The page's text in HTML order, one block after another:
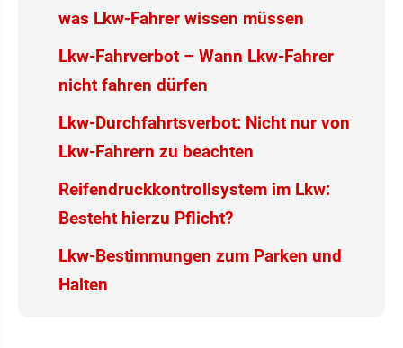
was Lkw-Fahrer wissen müssen
Lkw-Fahrverbot – Wann Lkw-Fahrer
nicht fahren dürfen
Lkw-Durchfahrtsverbot: Nicht nur von
Lkw-Fahrern zu beachten
Reifendruckkontrollsystem im Lkw:
Besteht hierzu Pflicht?
Lkw-Bestimmungen zum Parken und
Halten